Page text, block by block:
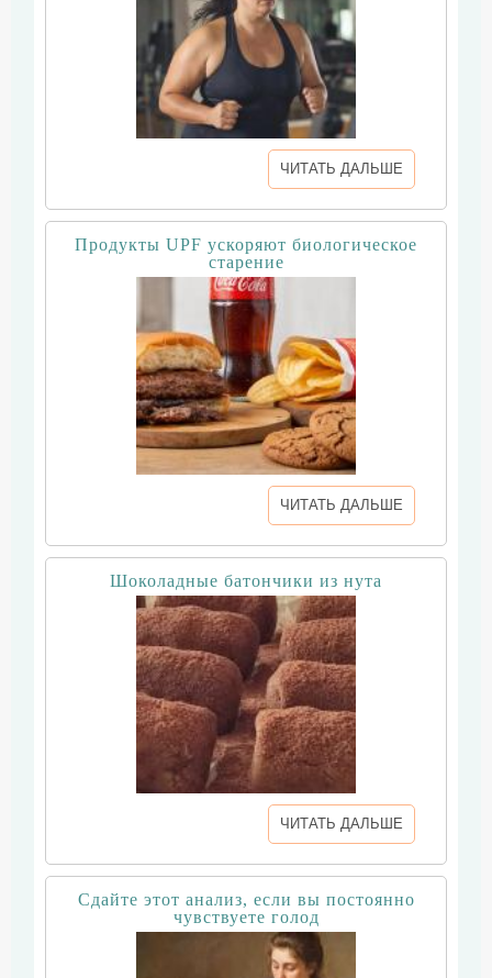
ЧИТАТЬ ДАЛЬШЕ
Продукты UPF ускоряют биологическое
старение
ЧИТАТЬ ДАЛЬШЕ
Шоколадные батончики из нута
ЧИТАТЬ ДАЛЬШЕ
Сдайте этот анализ, если вы постоянно
чувствуете голод